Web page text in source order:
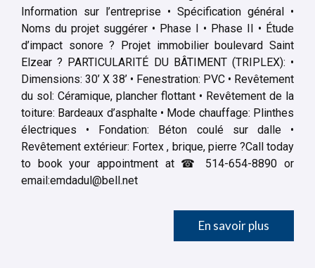
Information sur l’entreprise • Spécification général •
Noms du projet suggérer • Phase I • Phase II • Étude
d’impact sonore ? Projet immobilier boulevard Saint
Elzear ? PARTICULARITÉ DU BÂTIMENT (TRIPLEX): •
Dimensions: 30’ X 38’ • Fenestration: PVC • Revêtement
du sol: Céramique, plancher flottant • Revêtement de la
toiture: Bardeaux d’asphalte • Mode chauffage: Plinthes
électriques • Fondation: Béton coulé sur dalle •
Revêtement extérieur: Fortex , brique, pierre ?Call today
to book your appointment at ☎ 514-654-8890 or
email:emdadul@bell.net
En savoir plus